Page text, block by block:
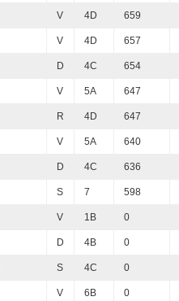
V 4D 659
V 4D 657
D 4C 654
V 5A 647
R 4D 647
V 5A 640
D 4C 636
S 7 598
V 1B 0
D 4B 0
S 4C 0
V 6B 0